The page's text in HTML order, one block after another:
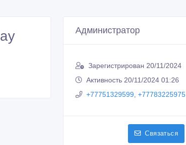
Администратор
Зарегистрирован 20/11/2024
Активность 20/11/2024 01:26
+77751329599, +77783225975
Связаться